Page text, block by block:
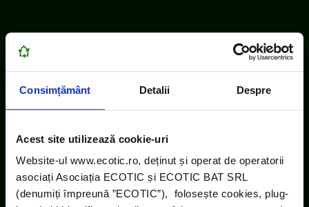
Consimțământ Detalii Despre
Acest site utilizează cookie-uri
Website-ul www.ecotic.ro, deținut și operat de operatorii
asociați Asociația ECOTIC și ECOTIC BAT SRL
(denumiți împreună ”ECOTIC”), folosește cookies, plug-